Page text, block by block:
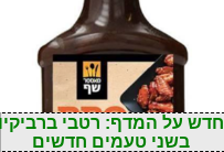
חדש על המדף: רטבי
בשני טעמים חדשים